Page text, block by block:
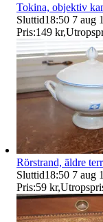
Tokina, objektiv
Sluttid18:50 7 aug
Pris:149 kr,
Rörstrand, äldre
Sluttid18:50 7 aug
Pris:59 kr,